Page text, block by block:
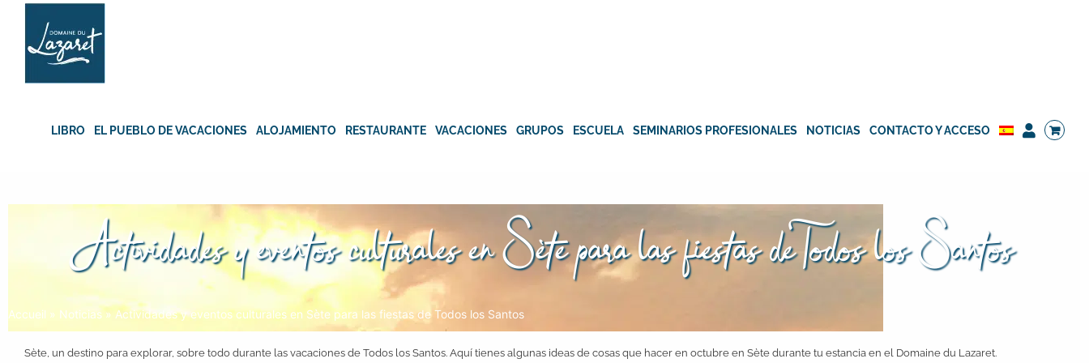
Skip
content
LIBRO EL PUEBLO DE VACACIONES ALOJAMIENTO RESTAURANTE VACACIONES GRUPOS ESCUELA SEMINARIOS PROFESIONALES NOTICIAS CONTACTO Y ACCESO
Actividades y eventos culturales en Sète para las fiestas de Todos los Santos
Accueil » Noticias» Actividades y eventos culturales en Sète para las fiestas de Todos los Santos
Sète, un destino para explorar, sobre todo durante las vacaciones de Todos los Santos. Aquí tienes algunas ideas de cosas que hacer en octubre en Sète durante tu estancia en el Domaine du Lazaret.